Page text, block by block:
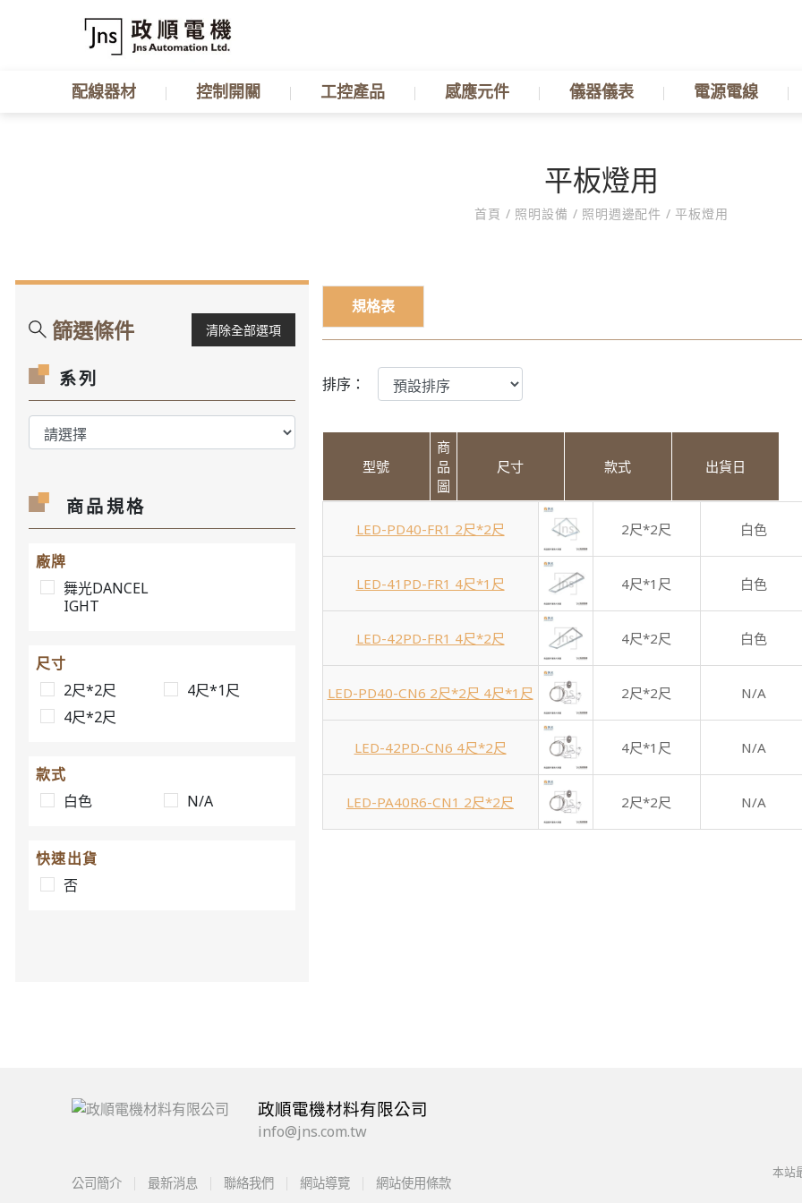
配線器材 控制開關 工控產品 感應元件 儀器儀表 電源電線
平板燈用
首頁 / 照明設備 / 照明週邊配件 / 平板燈用
篩選條件 清除全部選項
系列
商品規格
廠牌
舞光DANCEL
IGHT
尺寸
2尺*2尺
4尺*1尺
4尺*2尺
款式
白色
N/A
快速出貨
否
規格表
排序：
型號
商
品
圖
尺寸 款式 出貨日
LED-PD40-FR1 2尺*2尺 2尺*2尺 白色
LED-41PD-FR1 4尺*1尺 4尺*1尺 白色
LED-42PD-FR1 4尺*2尺 4尺*2尺 白色
LED-PD40-CN6 2尺*2尺 4尺*1尺 2尺*2尺 N/A
LED-42PD-CN6 4尺*2尺 4尺*1尺 N/A
LED-PA40R6-CN1 2尺*2尺 2尺*2尺 N/A
政順電機材料有限公司
info@jns.com.tw
公司簡介 最新消息 聯絡我們 網站導覽 網站使用條款
本站